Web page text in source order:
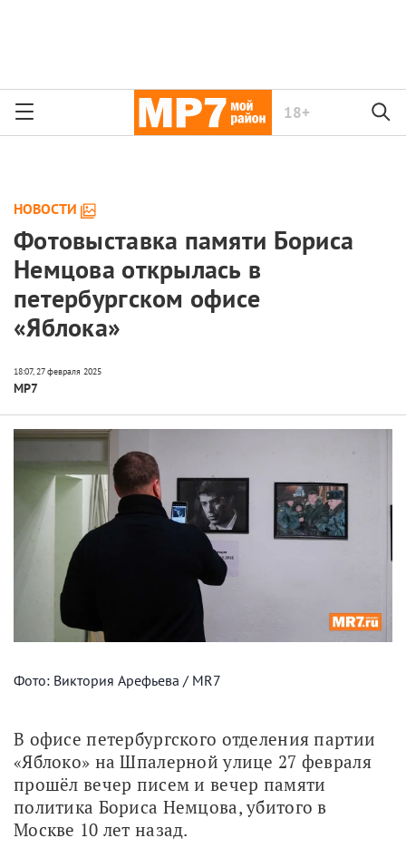
18+
НОВОСТИ
Фотовыставка памяти Бориса
Немцова открылась в
петербургском офисе
«Яблока»
МР7
Фото: Виктория Арефьева / MR7
В офисе петербургского отделения партии
«Яблоко» на Шпалерной улице 27 февраля
прошёл вечер писем и вечер памяти
политика Бориса Немцова, убитого в
Москве 10 лет назад.